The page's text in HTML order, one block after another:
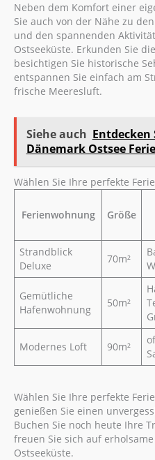
Neben dem Komfort einer
Sie auch von der Nähe zu
und den spannenden
Ostseeküste. Erkunden Sie
besichtigen Sie historische
entspannen Sie einfach am
frische Meeresluft.
Siehe auch Entdecken
Dänemark Ostsee
Wählen Sie Ihre perfekte
Ferienwohnung Größe
Strandblick
Deluxe
70m²
Gemütliche
Hafenwohnung
50m²
Modernes Loft 90m²
Wählen Sie Ihre perfekte
genießen Sie einen
Buchen Sie noch heute Ihre
freuen Sie sich auf
Ostseeküste.